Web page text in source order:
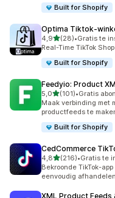
Built for Shopify
Optima
4,9van 5 sterren
(28)
28 recensies in totaal
•Gratis te
Real-Time TikTok
Built for Shopify
Feedyio: Product
5,0van 5 sterren
(101)
101 recensies in totaal
•Gratis
Maak verbinding met
productfeeds te
Built for Shopify
CedCommerce
4,8van 5 sterren
(216)
216 recensies in
•Gratis te
Bekroonde TikTok-
eenvoudig afhandelen
XML Product Feeds